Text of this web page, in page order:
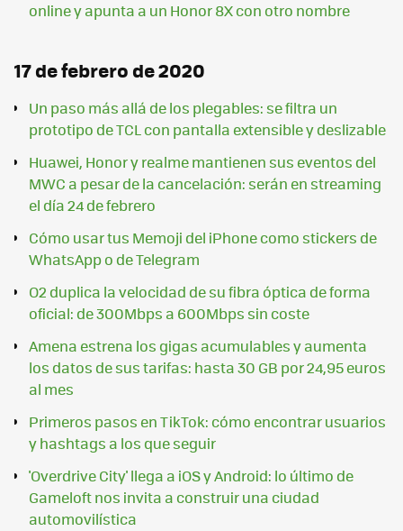
online y apunta a un Honor 8X con otro nombre
17 de febrero de 2020
Un paso más allá de los plegables: se filtra un
prototipo de TCL con pantalla extensible y deslizable
Huawei, Honor y realme mantienen sus eventos del
MWC a pesar de la cancelación: serán en streaming
el día 24 de febrero
Cómo usar tus Memoji del iPhone como stickers de
WhatsApp o de Telegram
O2 duplica la velocidad de su fibra óptica de forma
oficial: de 300Mbps a 600Mbps sin coste
Amena estrena los gigas acumulables y aumenta
los datos de sus tarifas: hasta 30 GB por 24,95 euros
al mes
Primeros pasos en TikTok: cómo encontrar usuarios
y hashtags a los que seguir
'Overdrive City' llega a iOS y Android: lo último de
Gameloft nos invita a construir una ciudad
automovilística